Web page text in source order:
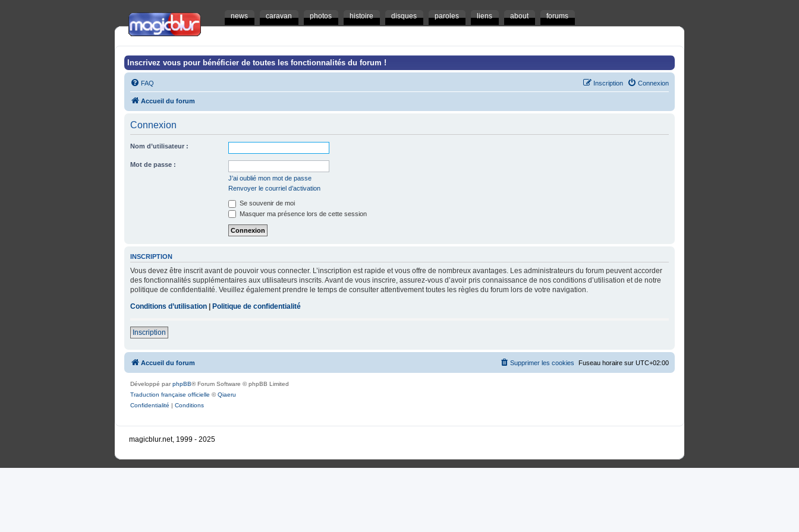
news caravan photos histoire disques paroles liens about forums
Inscrivez vous pour bénéficier de toutes les fonctionnalités du forum !
FAQ Connexion
Inscription
Accueil du forum
Connexion
Nom d’utilisateur :
Mot de passe :
J’ai oublié mon mot de passe
Renvoyer le courriel d’activation
Se souvenir de moi
Masquer ma présence lors de cette session
INSCRIPTION
Vous devez être inscrit avant de pouvoir vous connecter. L’inscription est rapide et vous offre de nombreux avantages. Les administrateurs du forum peuvent accorder
des fonctionnalités supplémentaires aux utilisateurs inscrits. Avant de vous inscrire, assurez-vous d’avoir pris connaissance de nos conditions d’utilisation et de notre
politique de confidentialité. Veuillez également prendre le temps de consulter attentivement toutes les règles du forum lors de votre navigation.
Conditions d’utilisation | Politique de confidentialité
Inscription
Accueil du forum Fuseau horaire sur UTC+02:00
Supprimer les cookies
Développé parphpBB® Forum Software © phpBB Limited
Traduction française officielle ©Qiaeru
Confidentialité | Conditions
magicblur.net, 1999 - 2025